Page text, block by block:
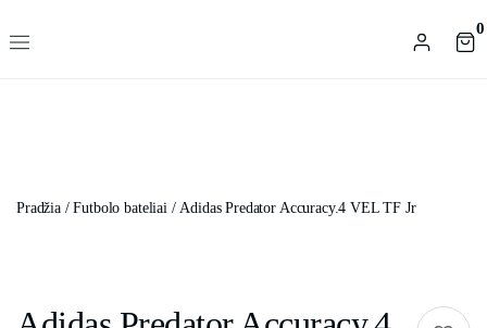
0
Pradžia/Futbolo bateliai/ Adidas Predator Accuracy.4 VEL TF Jr